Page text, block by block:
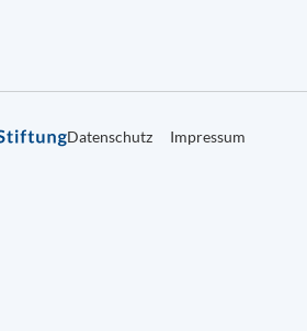
Datenschutz Impressum